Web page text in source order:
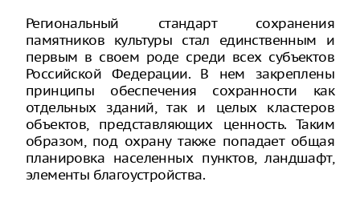
Региональный стандарт сохранения
памятников культуры стал единственным и
первым в своем роде среди всех субъектов
Российской Федерации. В нем закреплены
принципы обеспечения сохранности как
отдельных зданий, так и целых кластеров
объектов, представляющих ценность. Таким
образом, под охрану также попадает общая
планировка населенных пунктов, ландшафт,
элементы благоустройства.